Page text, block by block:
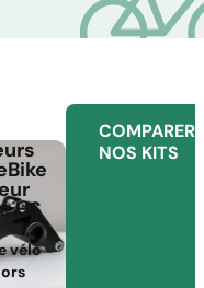
HS
vélo
COMPARER
NOS KITS